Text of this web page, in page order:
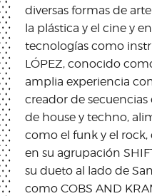
diversas formas de
la plástica y el cine y
tecnologías como
LÓPEZ, conocido
amplia experiencia
creador de
de house y techno,
como el funk y el rock,
en su agrupación
su dueto al lado de
como COBS AND